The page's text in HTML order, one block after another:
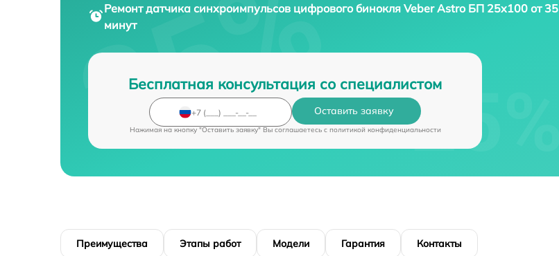
Ремонт датчика синхроимпульсов цифрового бинокляVeber Astro БП 25x100 от 35
минут
Бесплатная консультация со специалистом
Оставить заявку
Нажимая на кнопку "Оставить заявку" Вы соглашаетесь c политикой конфиденциальности
Преимущества Этапы работ Модели Гарантия Контакты